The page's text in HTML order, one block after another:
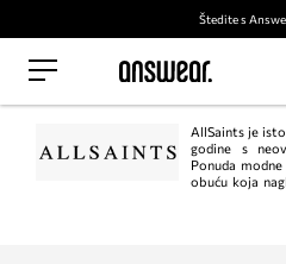
Štedite s
AllSaints je
godine s
Ponuda
obuću koja